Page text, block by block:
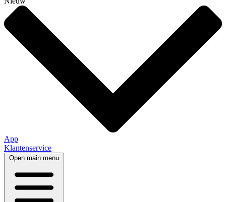
App
Klantenservice
Open main menu